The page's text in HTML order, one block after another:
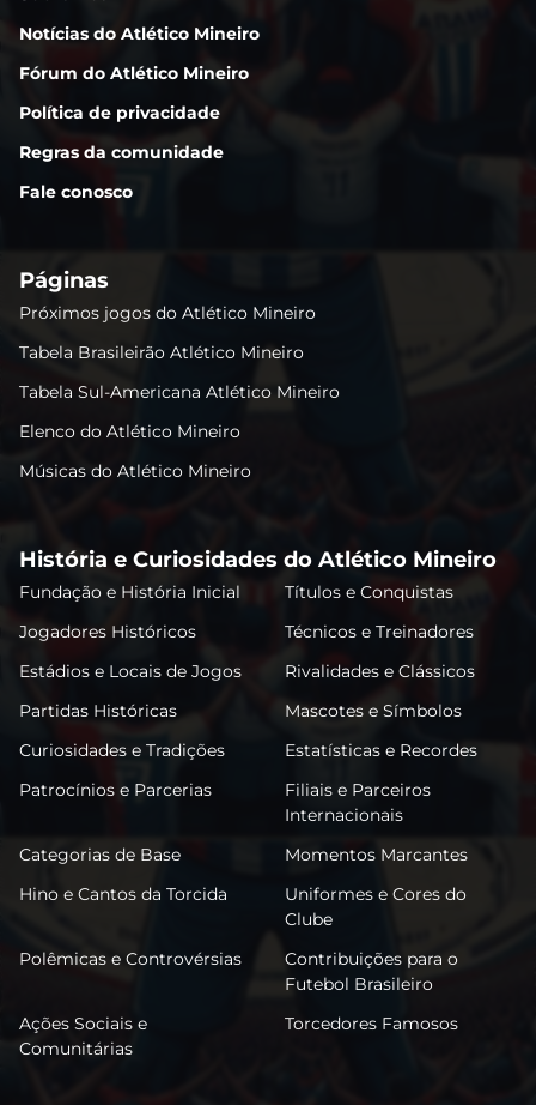
Notícias do Atlético Mineiro
Fórum do Atlético Mineiro
Política de privacidade
Regras da comunidade
Fale conosco
Páginas
Próximos jogos do Atlético Mineiro
Tabela Brasileirão Atlético Mineiro
Tabela Sul-Americana Atlético Mineiro
Elenco do Atlético Mineiro
Músicas do Atlético Mineiro
História e Curiosidades do Atlético Mineiro
Fundação e História Inicial
Títulos e Conquistas
Jogadores Históricos
Técnicos e Treinadores
Estádios e Locais de Jogos
Rivalidades e Clássicos
Partidas Históricas
Mascotes e Símbolos
Curiosidades e Tradições
Estatísticas e Recordes
Patrocínios e Parcerias
Filiais e Parceiros
Internacionais
Categorias de Base
Momentos Marcantes
Hino e Cantos da Torcida
Uniformes e Cores do
Clube
Polêmicas e Controvérsias
Contribuições para o
Futebol Brasileiro
Ações Sociais e
Comunitárias
Torcedores Famosos